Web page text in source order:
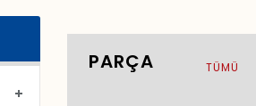
PARÇA TÜMÜ